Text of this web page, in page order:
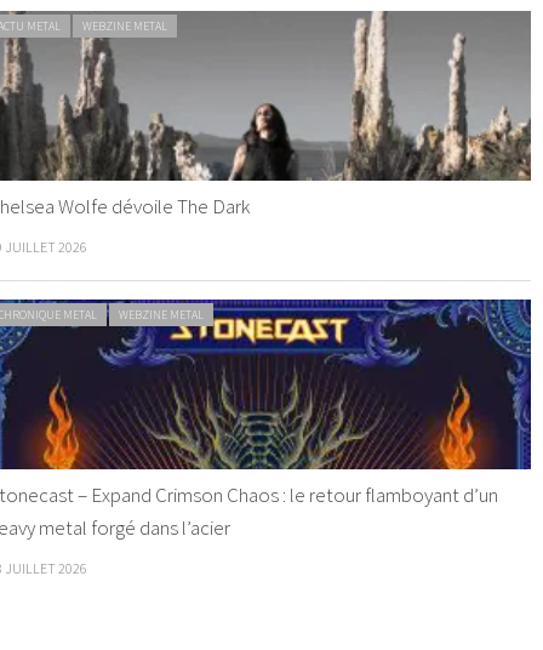
METAL WEBZINE METAL
Wolfe dévoile The Dark
JUILLET 2026
METAL WEBZINE METAL
– Expand Crimson Chaos : le retour flamboyant d’un
metal forgé dans l’acier
JUILLET 2026